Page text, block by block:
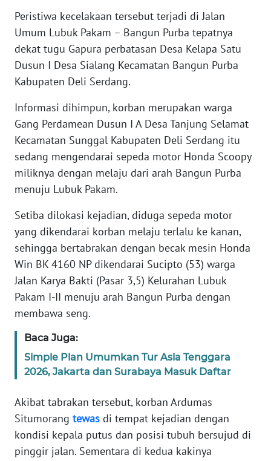
Peristiwa kecelakaan tersebut terjadi di Jalan
Umum Lubuk Pakam – Bangun Purba tepatnya
dekat tugu Gapura perbatasan Desa Kelapa Satu
Dusun I Desa Sialang Kecamatan Bangun Purba
Kabupaten Deli Serdang.
Informasi dihimpun, korban merupakan warga
Gang Perdamean Dusun I A Desa Tanjung Selamat
Kecamatan Sunggal Kabupaten Deli Serdang itu
sedang mengendarai sepeda motor Honda Scoopy
miliknya dengan melaju dari arah Bangun Purba
menuju Lubuk Pakam.
Setiba dilokasi kejadian, diduga sepeda motor
yang dikendarai korban melaju terlalu ke kanan,
sehingga bertabrakan dengan becak mesin Honda
Win BK 4160 NP dikendarai Sucipto (53) warga
Jalan Karya Bakti (Pasar 3,5) Kelurahan Lubuk
Pakam I-II menuju arah Bangun Purba dengan
membawa seng.
Baca Juga:
Simple Plan Umumkan Tur Asia Tenggara
2026, Jakarta dan Surabaya Masuk Daftar
Akibat tabrakan tersebut, korban Ardumas
Situmorang tewas di tempat kejadian dengan
kondisi kepala putus dan posisi tubuh bersujud di
pinggir jalan. Sementara di kedua kakinya
WN
SERAMBI
WN
JAMBI
SULTRA
WN
NTB
WN
WN
SULBAR
WN
BABEL
SUMBAR
WN
BENGKULU
WN